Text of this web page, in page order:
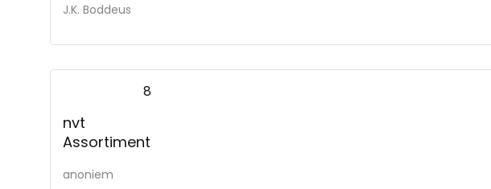
J.K. Boddeus
8
nvt
Assortiment
anoniem